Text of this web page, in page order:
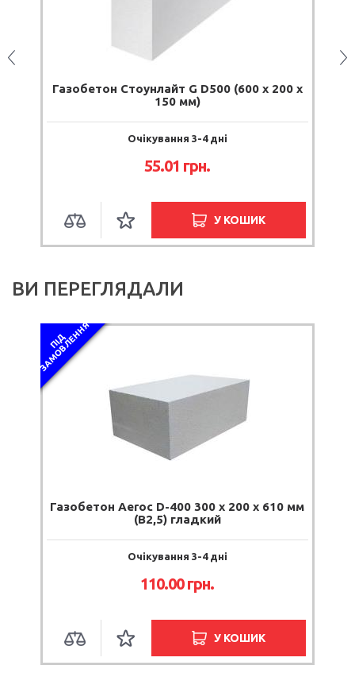
Газобетон Стоунлайт G D500 (600 х 200 х
150 мм)
Очікування 3-4 дні
55.01 грн.
У КОШИК
ВИ ПЕРЕГЛЯДАЛИ
П
І
Д
З
А
М
О
В
Л
Е
Н
Н
Я
Газобетон Aeroc D-400 300 x 200 x 610 мм
(В2,5) гладкий
Очікування 3-4 дні
110.00 грн.
У КОШИК